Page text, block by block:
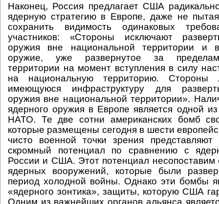
Наконец, Россия предлагает США
ядерную стратегию в Европе, даже не
сохранить видимость одинаковых
участников: «Стороны исключают
оружия вне национальной территории и
оружие, уже развернутое за
территории на момент вступления в силу
на национальную территорию. Стороны
имеющуюся инфраструктуру для
оружия вне национальной территории».
ядерного оружия в Европе является одной
НАТО. Те две сотни американских бомб
которые размещены сегодня в шести
чисто военной точки зрения
скромный потенциал по сравнению с
России и США. Этот потенциал несопоставим
ядерных вооружений, которые были
период холодной войны. Однако эти бомбы
«ядерного зонтика», защиты, которую США
Одним из важнейших органов альянса